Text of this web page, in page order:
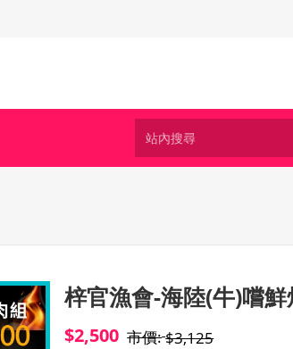
梓官漁會-海陸(牛)嚐
$2,500 市價:$3,125